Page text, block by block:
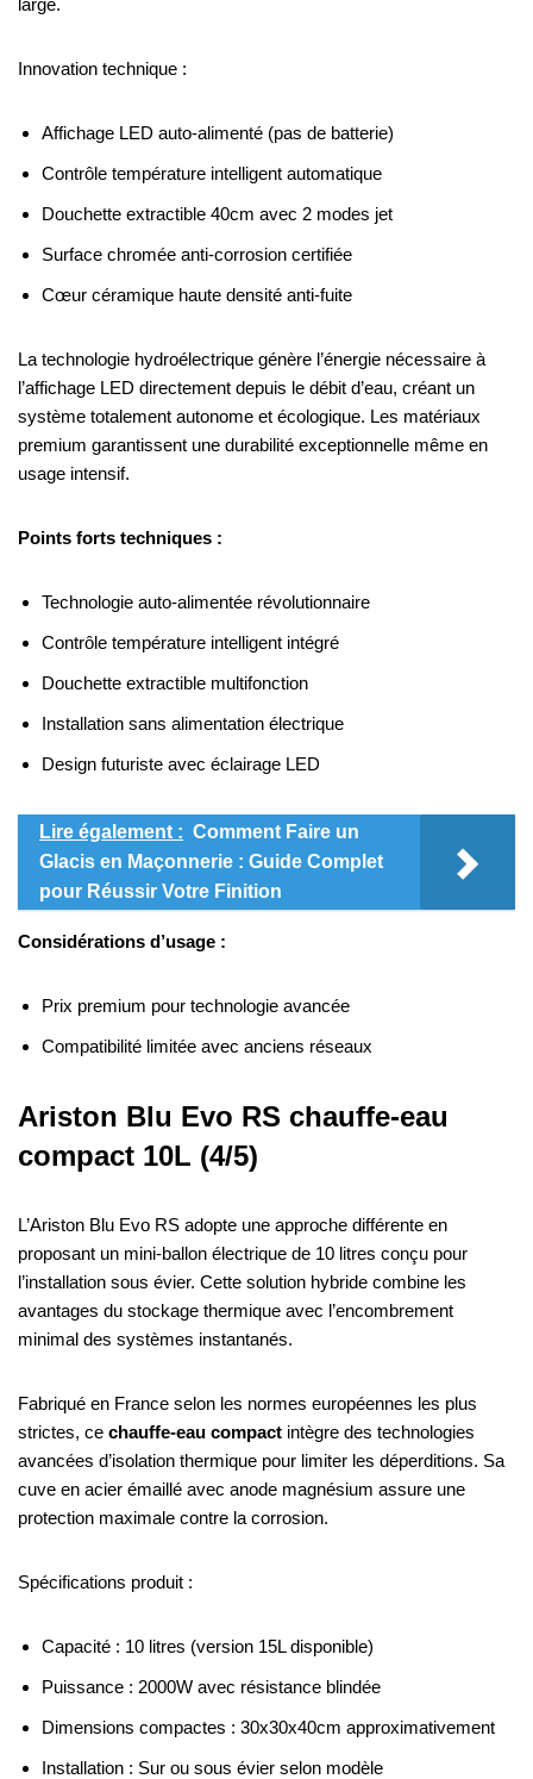
large.
Innovation technique :
Affichage LED auto-alimenté (pas de batterie)
Contrôle température intelligent automatique
Douchette extractible 40cm avec 2 modes jet
Surface chromée anti-corrosion certifiée
Cœur céramique haute densité anti-fuite
La technologie hydroélectrique génère l’énergie nécessaire à
l’affichage LED directement depuis le débit d’eau, créant un
système totalement autonome et écologique. Les matériaux
premium garantissent une durabilité exceptionnelle même en
usage intensif.
Points forts techniques :
Technologie auto-alimentée révolutionnaire
Contrôle température intelligent intégré
Douchette extractible multifonction
Installation sans alimentation électrique
Design futuriste avec éclairage LED
Lire également : Comment Faire un
Glacis en Maçonnerie : Guide Complet
pour Réussir Votre Finition
Considérations d’usage :
Prix premium pour technologie avancée
Compatibilité limitée avec anciens réseaux
Ariston Blu Evo RS chauffe-eau
compact 10L (4/5)
L’Ariston Blu Evo RS adopte une approche différente en
proposant un mini-ballon électrique de 10 litres conçu pour
l’installation sous évier. Cette solution hybride combine les
avantages du stockage thermique avec l’encombrement
minimal des systèmes instantanés.
Fabriqué en France selon les normes européennes les plus
strictes, ce chauffe-eau compact intègre des technologies
avancées d’isolation thermique pour limiter les déperditions. Sa
cuve en acier émaillé avec anode magnésium assure une
protection maximale contre la corrosion.
Spécifications produit :
Capacité : 10 litres (version 15L disponible)
Puissance : 2000W avec résistance blindée
Dimensions compactes : 30x30x40cm approximativement
Installation : Sur ou sous évier selon modèle